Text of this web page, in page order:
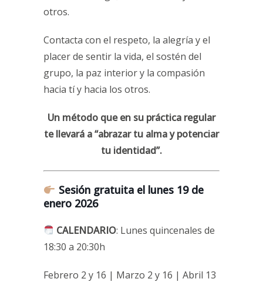
otros.
Contacta con el respeto, la alegría y el
placer de sentir la vida, el sostén del
grupo, la paz interior y la compasión
hacia tí y hacia los otros.
Un método que en su práctica regular
te llevará a “abrazar tu alma y potenciar
tu identidad”.
Sesión gratuita el lunes 19 de
enero 2026
CALENDARIO: Lunes quincenales de
18:30 a 20:30h
Febrero 2 y 16 | Marzo 2 y 16 | Abril 13